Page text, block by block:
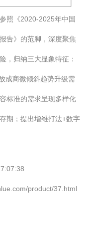
照《2020-2025年中国
告》的范脚，深度聚焦
，归纳三大显象特征：
成商微倾斜趋势升级需
标准的需求呈现多样化
期；提出增维打法+数字
product/37.html